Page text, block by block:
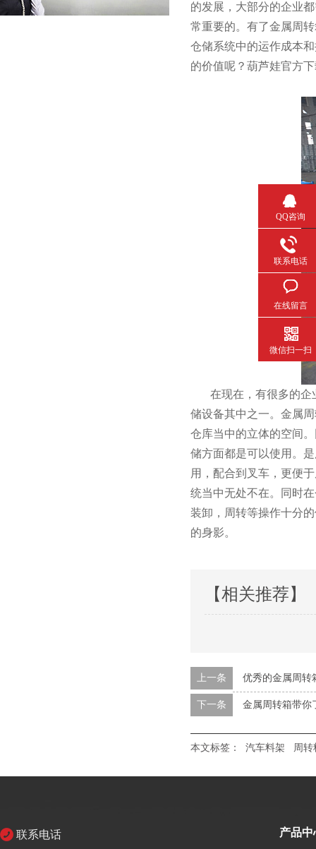
的发展，大部分的企
常重要的。有了金属
仓储系统中的运作成本和
的价值呢？葫芦娃官方
在现在，有很多
储设备其中之一。金
仓库当中的立体的空间
储方面都是可以使用
用，配合到叉车，
统当中无处不在。同时
装卸，周转等操作十分
的身影。
【相关推荐】
上一条 优秀的金属周转
下一条 金属周转箱带你
本文标签： 汽车料架 周转
联系电话 产品中
QQ咨询
联系电话
在线留言
微信扫一扫